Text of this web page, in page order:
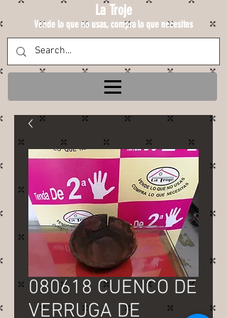
La Troje
Vende lo que no usas, compra lo que necesites
080618 CUENCO DE
VERRUGA DE